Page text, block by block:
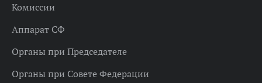
Комиссии
Аппарат СФ
Органы при Председателе
Органы при Совете Федерации